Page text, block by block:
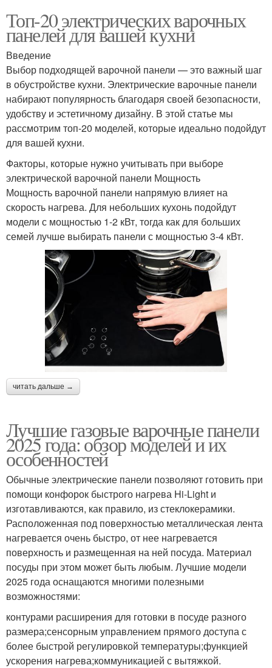
Топ-20 электрических варочных
панелей для вашей кухни
Введение
Выбор подходящей варочной панели — это важный шаг
в обустройстве кухни. Электрические варочные панели
набирают популярность благодаря своей безопасности,
удобству и эстетичному дизайну. В этой статье мы
рассмотрим топ-20 моделей, которые идеально подойдут
для вашей кухни.
Факторы, которые нужно учитывать при выборе
электрической варочной панели Мощность
Мощность варочной панели напрямую влияет на
скорость нагрева. Для небольших кухонь подойдут
модели с мощностью 1-2 кВт, тогда как для больших
семей лучше выбирать панели с мощностью 3-4 кВт.
читать дальше →
Лучшие газовые варочные панели
2025 года: обзор моделей и их
особенностей
Обычные электрические панели позволяют готовить при
помощи конфорок быстрого нагрева Hi-Light и
изготавливаются, как правило, из стеклокерамики.
Расположенная под поверхностью металлическая лента
нагревается очень быстро, от нее нагревается
поверхность и размещенная на ней посуда. Материал
посуды при этом может быть любым. Лучшие модели
2025 года оснащаются многими полезными
возможностями:
контурами расширения для готовки в посуде разного
размера;сенсорным управлением прямого доступа с
более быстрой регулировкой температуры;функцией
ускорения нагрева;коммуникацией с вытяжкой.